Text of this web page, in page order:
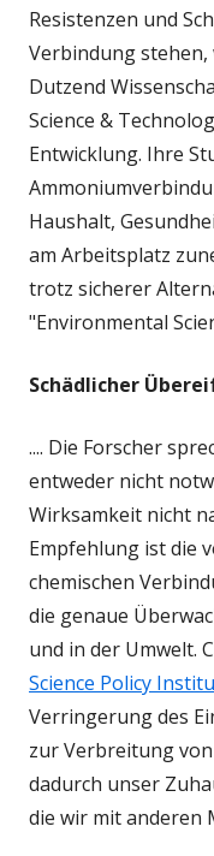
Resistenzen und
Verbindung
Dutzend
Science &
Entwicklung. Ihre
Haushalt,
am Arbeitsplatz
trotz sicherer
"Environmental
Schädlicher
.... Die Forscher
entweder nicht
Wirksamkeit nicht
Empfehlung ist die
chemischen
die genaue
und in der Umwelt.
Science Policy
Verringerung des
zur Verbreitung von
dadurch unser
die wir mit anderen